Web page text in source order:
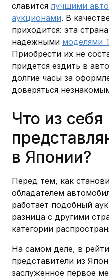
славитсялучшими
аукционами. В
приходится: эта
надежными моделями
Приобрести их не
придется ездить в
долгие часы за
доверяться
Что из себя
в Японии?
Перед тем, как
обладателем
работает подобный
разница с другими
категории
На самом деле, в
представители из
заслуженное первое